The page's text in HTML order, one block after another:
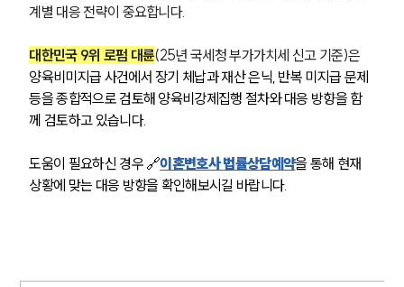
계별 대응 전략이 중요합니다.
대한민국 9위 로펌 대륜(25년 국세청 부가가치세 신고 기준)은
양육비미지급 사건에서 장기 체납과 재산 은닉, 반복 미지급 문제
등을 종합적으로 검토해 양육비강제집행 절차와 대응 방향을 함
께 검토하고 있습니다.
도움이 필요하신 경우 🔗이혼변호사 법률상담예약을 통해 현재
상황에 맞는 대응 방향을 확인해보시길 바랍니다.